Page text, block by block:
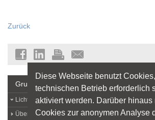
Zurück
Grundlagen
Lichtlexikon
Über Licht
Diese Webseite benutzt
technischen Betrieb erforderlich
aktiviert werden. Darüber hinaus
Cookies zur anonymen Analyse